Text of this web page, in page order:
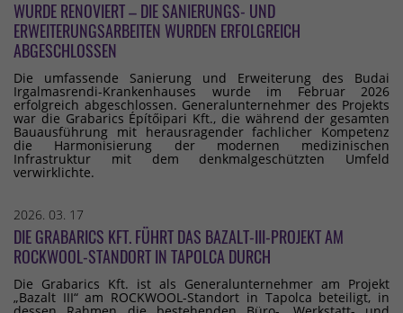
WURDE RENOVIERT – DIE SANIERUNGS- UND
ERWEITERUNGSARBEITEN WURDEN ERFOLGREICH
ABGESCHLOSSEN
Die umfassende Sanierung und Erweiterung des Budai
Irgalmasrendi-Krankenhauses wurde im Februar 2026
erfolgreich abgeschlossen. Generalunternehmer des Projekts
war die Grabarics Építőipari Kft., die während der gesamten
Bauausführung mit herausragender fachlicher Kompetenz
die Harmonisierung der modernen medizinischen
Infrastruktur mit dem denkmalgeschützten Umfeld
verwirklichte.
2026. 03. 17
DIE GRABARICS KFT. FÜHRT DAS BAZALT-III-PROJEKT AM
ROCKWOOL-STANDORT IN TAPOLCA DURCH
Die Grabarics Kft. ist als Generalunternehmer am Projekt
„Bazalt III“ am ROCKWOOL-Standort in Tapolca beteiligt, in